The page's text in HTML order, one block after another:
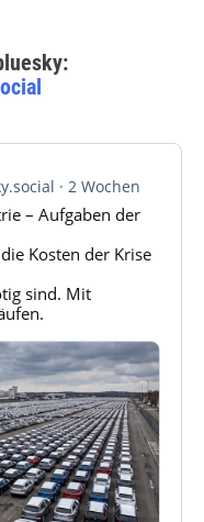
2 Wochen
– Aufgaben der
Kosten der Krise
sind. Mit